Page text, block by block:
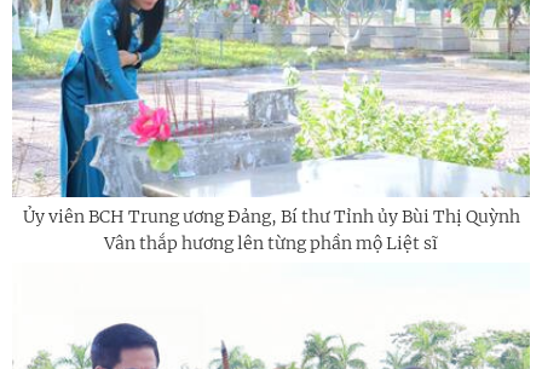
Ủy viên BCH Trung ương Đảng, Bí thư Tỉnh ủy Bùi Thị Quỳnh
Vân thắp hương lên từng phần mộ Liệt sĩ